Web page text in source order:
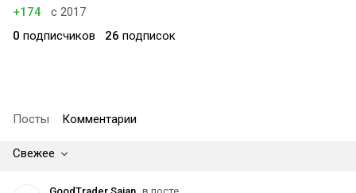
+174
с 2017
0 подписчиков 26 подписок
Посты Комментарии
Свежее